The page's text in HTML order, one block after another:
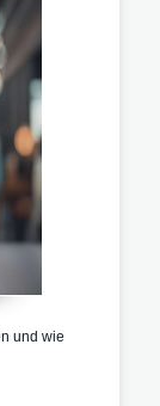
und wie